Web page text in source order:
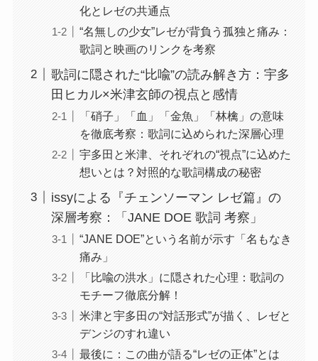
化とレゼの共通点
“名無しの少女”レゼが背負う孤独と痛み：
歌詞と映画のリンクを考察
歌詞に隠された“比喩”の読み解き方：宇多
田ヒカル×米津玄師の視点と感情
「硝子」「血」「金魚」「林檎」の意味
を徹底考察：歌詞に込められた深層心理
宇多田と米津、それぞれの“視点”に込めた
想いとは？対照的な歌詞構成の秘密
issyによる『チェンソーマン レゼ篇』の
深層考察：「JANE DOE 歌詞 考察」
“JANE DOE”という名前が示す「名もなき
痛み」
「比喩の洪水」に隠された心理：歌詞の
モチーフ徹底分解！
米津と宇多田の“対話形式”が描く、レゼと
デンジのすれ違い
最後に：この曲が語る“レゼの正体”とは